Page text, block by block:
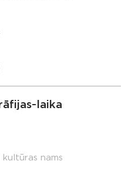
laika
nams